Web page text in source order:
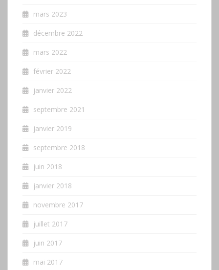
mars 2023
décembre 2022
mars 2022
février 2022
janvier 2022
septembre 2021
janvier 2019
septembre 2018
juin 2018
janvier 2018
novembre 2017
juillet 2017
juin 2017
mai 2017